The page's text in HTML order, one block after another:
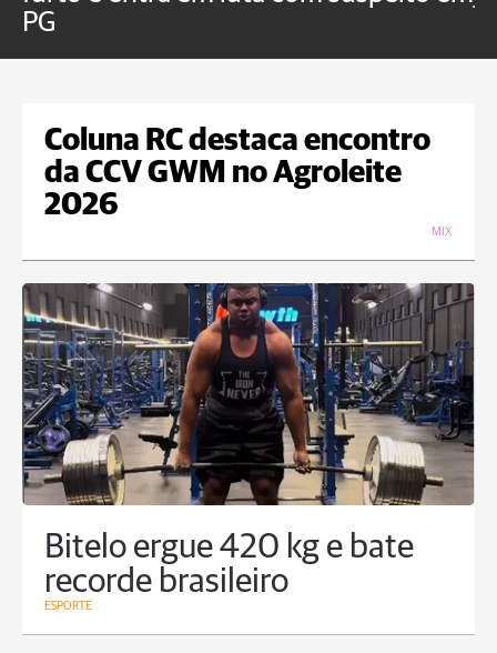
PG
Coluna RC destaca encontro
da CCV GWM no Agroleite
2026
MIX
Bitelo ergue 420 kg e bate
recorde brasileiro
ESPORTE